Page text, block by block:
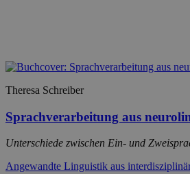
Theresa Schreiber
Sprachverarbeitung aus
Unterschiede zwischen Ein- und
Angewandte Linguistik aus